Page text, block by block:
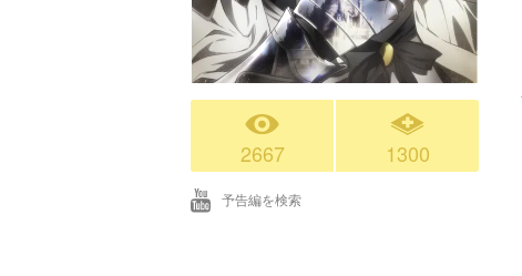
2667 1300
予告編を検索